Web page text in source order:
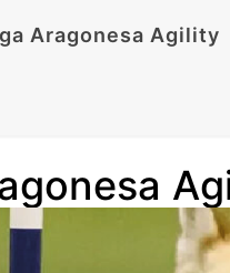
Aragonesa Agility